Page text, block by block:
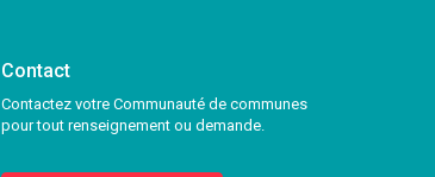
Contact
Contactez votre Communauté de communes
pour tout renseignement ou demande.